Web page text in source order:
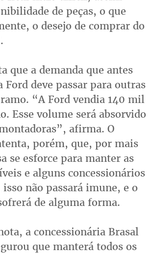
de peças, o que
o desejo de comprar do
que a demanda que antes
Ford deve passar para outras
“A Ford vendia 140 mil
Esse volume será absorvido
afirma. O
porém, que, por mais
se esforce para manter as
e alguns concessionários
não passará imune, e o
de alguma forma.
a concessionária Brasal
que manterá todos os